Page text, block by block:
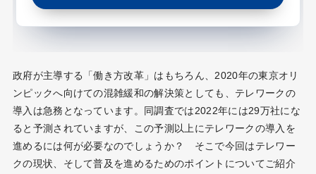
政府が主導する「働き方改革」はもちろん、2020年の東京オリ
ンピックへ向けての混雑緩和の解決策としても、テレワークの
導入は急務となっています。同調査では2022年には29万社にな
ると予測されていますが、この予測以上にテレワークの導入を
進めるには何が必要なのでしょうか？ そこで今回はテレワー
クの現状、そして普及を進めるためのポイントについてご紹介